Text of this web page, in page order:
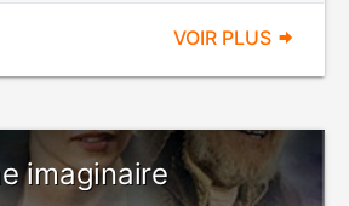
VOIR PLUS
imaginaire